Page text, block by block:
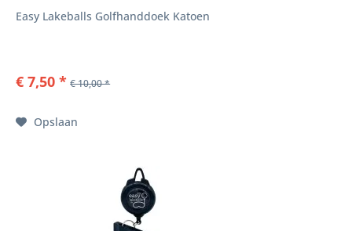
Easy Lakeballs Golfhanddoek Katoen
€ 7,50 * € 10,00 *
Opslaan